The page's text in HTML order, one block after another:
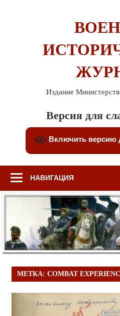
Издание
Версия для
Включить версию
НАВИГАЦИЯ
МЕТКА: COMBAT